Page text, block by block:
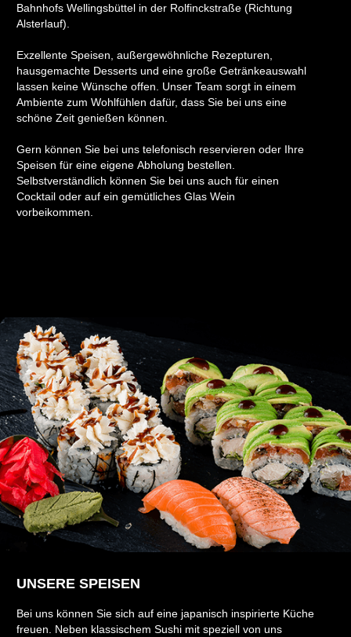
Bahnhofs Wellingsbüttel in der Rolfinckstraße (Richtung
Alsterlauf).
Exzellente Speisen, außergewöhnliche Rezepturen,
hausgemachte Desserts und eine große Getränkeauswahl
lassen keine Wünsche offen. Unser Team sorgt in einem
Ambiente zum Wohlfühlen dafür, dass Sie bei uns eine
schöne Zeit genießen können.
Gern können Sie bei uns telefonisch reservieren oder Ihre
Speisen für eine eigene Abholung bestellen.
Selbstverständlich können Sie bei uns auch für einen
Cocktail oder auf ein gemütliches Glas Wein
vorbeikommen.
UNSERE SPEISEN
Bei uns können Sie sich auf eine japanisch inspirierte Küche
freuen. Neben klassischem Sushi mit speziell von uns